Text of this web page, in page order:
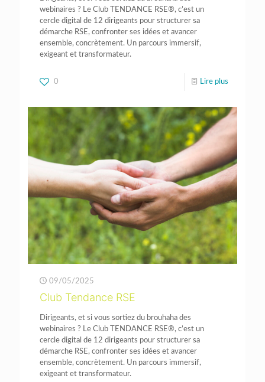
webinaires ? Le Club TENDANCE RSE®, c’est un
cercle digital de 12 dirigeants pour structurer sa
démarche RSE, confronter ses idées et avancer
ensemble, concrètement. Un parcours immersif,
exigeant et transformateur.
0 Lire plus
09/05/2025
Club Tendance RSE
Dirigeants, et si vous sortiez du brouhaha des
webinaires ? Le Club TENDANCE RSE®, c’est un
cercle digital de 12 dirigeants pour structurer sa
démarche RSE, confronter ses idées et avancer
ensemble, concrètement. Un parcours immersif,
exigeant et transformateur.